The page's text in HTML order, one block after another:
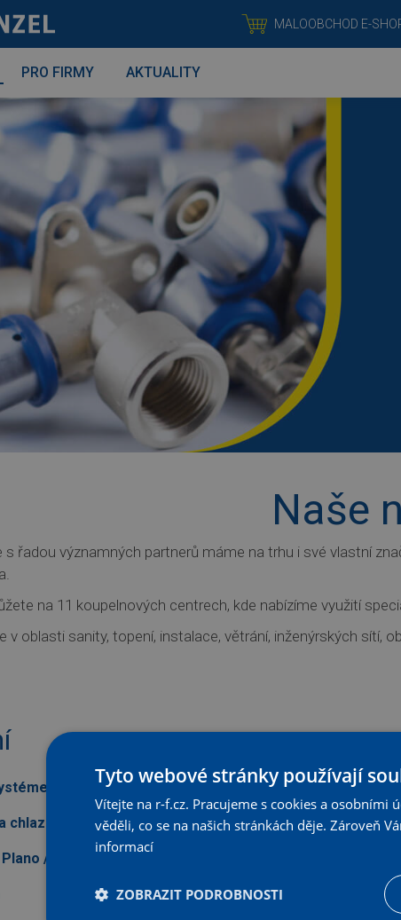
MALOOBCHOD E-
PRO FIRMY AKTUALITY
Naše
řadou významných partnerů máme na trhu i své vlastní
na 11 koupelnových centrech, kde nabízíme využití
v oblasti sanity, topení, instalace, větrání, inženýrských sítí,
Více info
chlazení Více info
/ For
Tyto webové stránky používají
Vítejte na r-f.cz. Pracujeme s cookies a osobními
věděli, co se na našich stránkách děje. Zároveň
informací
ZOBRAZIT PODROBNOSTI